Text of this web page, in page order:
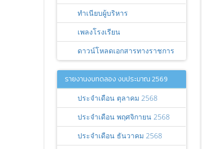
ทำเนียบผู้บริหาร
เพลงโรงเรียน
ดาวน์โหลดเอกสารทางราชการ
รายงานงบทดลอง งบประมาณ 2569
ประจำเดือน ตุลาคม 2568
ประจำเดือน พฤศจิกายน 2568
ประจำเดือน ธันวาคม 2568